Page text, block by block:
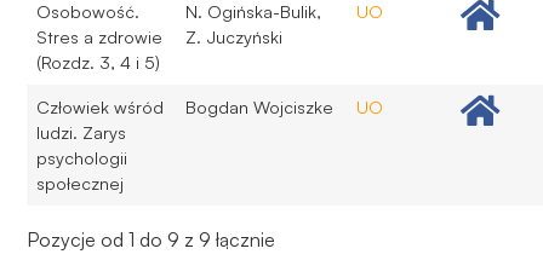
Osobowość.
Stres a zdrowie
(Rozdz. 3, 4 i 5)
N. Ogińska-Bulik,
Z. Juczyński
UO
Człowiek wśród
ludzi. Zarys
psychologii
społecznej
Bogdan Wojciszke UO
Pozycje od 1 do 9 z 9 łącznie